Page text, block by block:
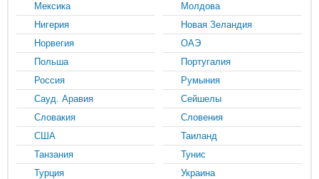
Мексика
Молдова
Нигерия
Новая Зеландия
Норвегия
ОАЭ
Польша
Португалия
Россия
Румыния
Сауд. Аравия
Сейшелы
Словакия
Словения
США
Таиланд
Танзания
Тунис
Турция
Украина